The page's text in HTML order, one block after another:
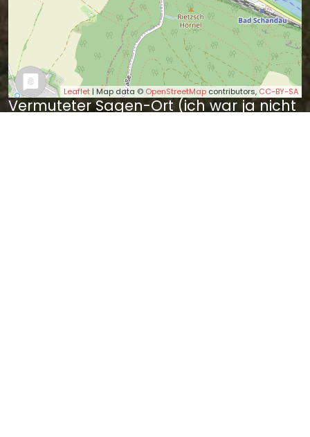
Leaflet| Map data © OpenStreetMap contributors,CC-BY-SA
Vermuteter Sagen-Ort (ich war ja nicht